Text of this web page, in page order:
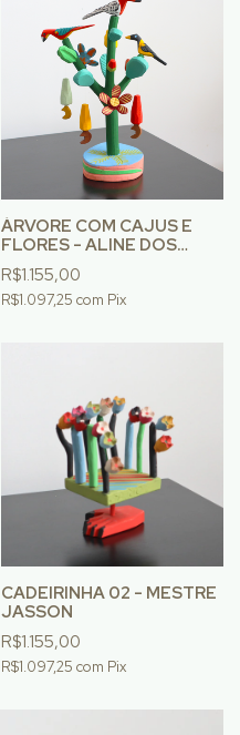
ÁRVORE COM CAJUS E
FLORES - ALINE DOS
CAJUS
R$1.155,00
R$1.097,25 com Pix
CADEIRINHA 02 - MESTRE
JASSON
R$1.155,00
R$1.097,25 com Pix